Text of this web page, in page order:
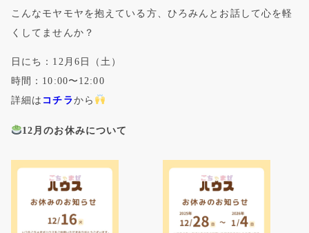
こんなモヤモヤを抱えている方、ひろみんとお話して心を軽
くしてませんか？
日にち：12月6日（土）
時間：10:00〜12:00
詳細は コチラから
12月のお休みについて